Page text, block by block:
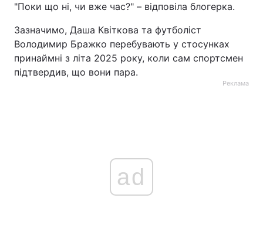
"Поки що ні, чи вже час?" – відповіла блогерка.
Зазначимо, Даша Квіткова та футболіст
Володимир Бражко перебувають у стосунках
принаймні з літа 2025 року, коли сам спортсмен
підтвердив, що вони пара.
Реклама
ad